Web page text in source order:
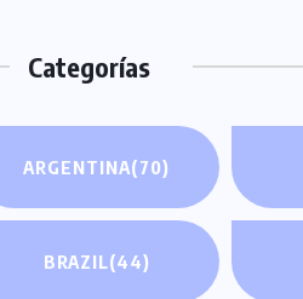
Categorías
ARGENTINA(70)
BRAZIL(44)